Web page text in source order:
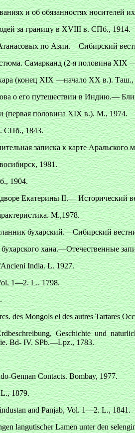
и об обязанностях
за границу в XVIII в. СПб., 1914.
по Азии.—Сибирский
Самарканд (2-я половина
(конец XIX —начало XX в.). Таш.,
о его путешествии в Индию.—
(первая половина XIX в.). М., 1974.
СПб., 1843.
записка к карте
1981.
1904.
Екатерины II.— Исторический
М.,1978.
бухарский.—Сибирский
хана.—Отечественные
India. L. 1927.
1—2. L.. 1798.
des Mongols el des autres Tartares
Geschichte und
Bd- IV. SPb.—Lpz., 1783.
Gennan Contacts. Bombay, 1977.
1879.
and Panjab, Vol. 1—2. L., 1841.
langutischer Lamen unter den